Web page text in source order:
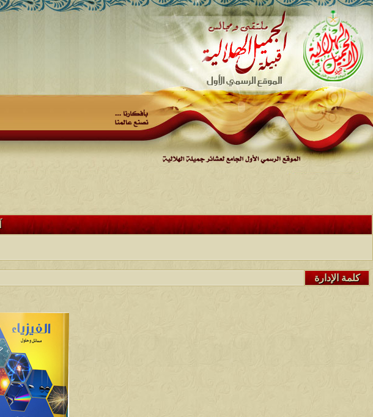
كلمة الإدارة